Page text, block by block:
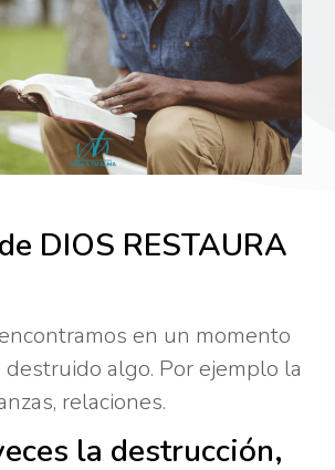
DIOS RESTAURA
en un momento
algo. Por ejemplo la
relaciones.
la destrucción,